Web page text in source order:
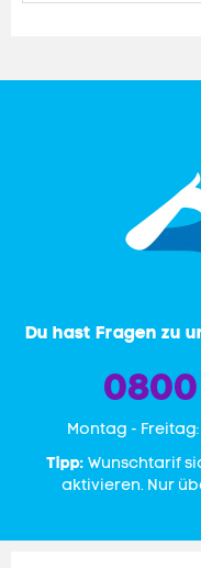
Du hast Fragen zu
Mon­tag - Freitag:
Tipp: Wunschtarif
aktivieren. Nur